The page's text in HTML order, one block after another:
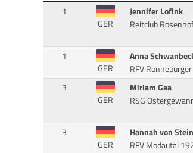
1
GER
Jennifer Lofink
Reitclub
1
GER
Anna
RFV
3
GER
Miriam Gaa
RSG
3
GER
Hannah von Stein
RFV Modautal